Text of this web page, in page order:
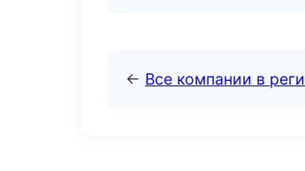
← Все компании в